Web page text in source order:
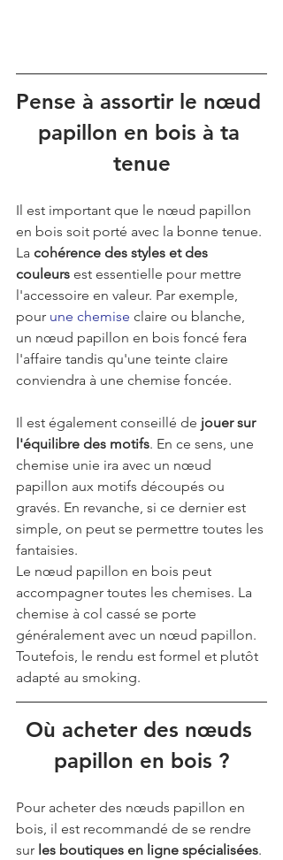
Pense à assortir le nœud
papillon en bois à ta
tenue
Il est important que le nœud papillon
en bois soit porté avec la bonne tenue.
La cohérence des styles et des
couleurs est essentielle pour mettre
l'accessoire en valeur. Par exemple,
pour une chemise claire ou blanche,
un nœud papillon en bois foncé fera
l'affaire tandis qu'une teinte claire
conviendra à une chemise foncée.
Il est également conseillé de jouer sur
l'équilibre des motifs. En ce sens, une
chemise unie ira avec un nœud
papillon aux motifs découpés ou
gravés. En revanche, si ce dernier est
simple, on peut se permettre toutes les
fantaisies.
Le nœud papillon en bois peut
accompagner toutes les chemises. La
chemise à col cassé se porte
généralement avec un nœud papillon.
Toutefois, le rendu est formel et plutôt
adapté au smoking.
Où acheter des nœuds
papillon en bois ?
Pour acheter des nœuds papillon en
bois, il est recommandé de se rendre
sur les boutiques en ligne spécialisées.